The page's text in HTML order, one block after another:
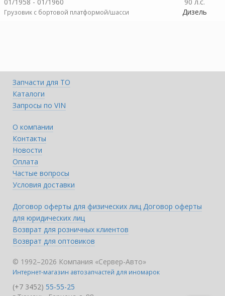
Грузовик c бортовой платформой/шасси
Дизель
Запчасти для ТО
Каталоги
Запросы по VIN
О компании
Контакты
Новости
Оплата
Частые вопросы
Условия доставки
Договор оферты для физических лиц Договор оферты
для юридических лиц
Возврат для розничных клиентов
Возврат для оптовиков
© 1992–2026 Компания «Сервер-Авто»
Интернет-магазин автозапчастей для иномарок
(+7 3452) 55-55-25